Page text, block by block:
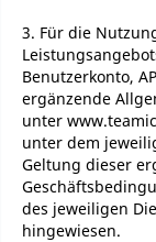
3. Für die
Benutzerkonto,
ergänzende
unter
unter dem
Geltung dieser
des jeweiligen
hingewiesen.